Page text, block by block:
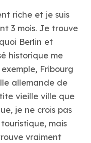
riche et je suis
3 mois. Je trouve
Berlin et
historique me
Fribourg
allemande de
vieille ville que
je ne crois pas
mais
vraiment